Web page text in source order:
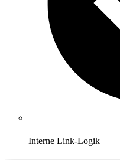
Interne Link-Logik